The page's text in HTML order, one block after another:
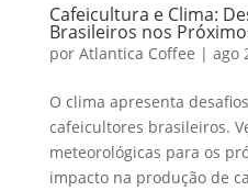
Cafeicultura e Clima:
Brasileiros nos
por Atlantica Coffee | ago
O clima apresenta
cafeicultores brasileiros.
meteorológicas para os
impacto na produção de